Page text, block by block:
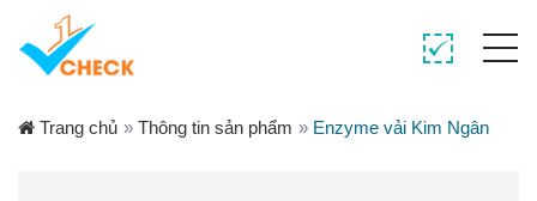
Trang chủ » Thông tin sản phẩm » Enzyme vải Kim Ngân